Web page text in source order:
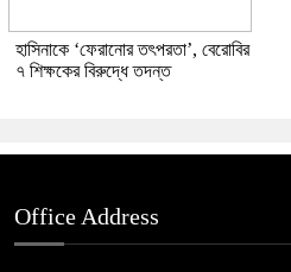
হাসিনাকে ‘ফেরানোর তৎপরতা’, বেরোবির
৭ শিক্ষকের বিরুদ্ধে তদন্ত
Office Address